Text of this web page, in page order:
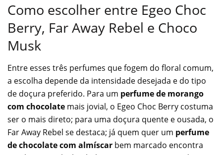
Como escolher entre Egeo Choc
Berry, Far Away Rebel e Choco
Musk
Entre esses três perfumes que fogem do floral comum,
a escolha depende da intensidade desejada e do tipo
de doçura preferido. Para um perfume de morango
com chocolate mais jovial, o Egeo Choc Berry costuma
ser o mais direto; para uma doçura quente e ousada, o
Far Away Rebel se destaca; já quem quer um perfume
de chocolate com almíscar bem marcado encontra